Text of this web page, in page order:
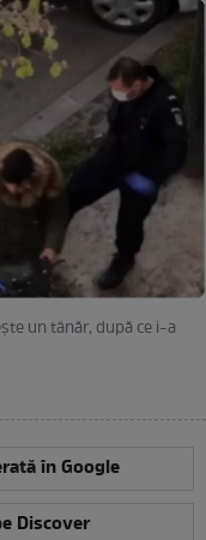
un tânăr, după ce i-a
în Google
Discover